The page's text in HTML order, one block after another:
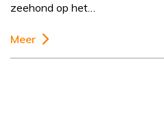
zeehond op het…
Meer